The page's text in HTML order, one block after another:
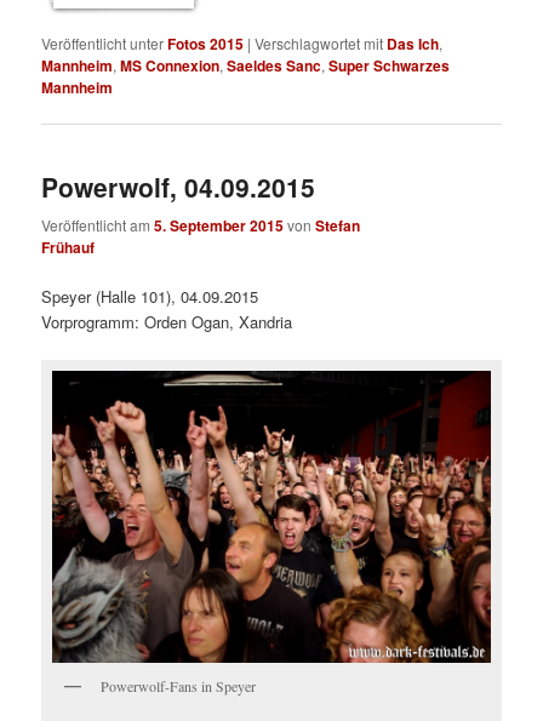
Veröffentlicht unterFotos 2015 |Verschlagwortet mit Das Ich,
Mannheim,MS Connexion,Saeldes Sanc,Super Schwarzes
Mannheim
Powerwolf, 04.09.2015
Veröffentlicht am5. September 2015vonStefan
Frühauf
Speyer (Halle 101), 04.09.2015
Vorprogramm: Orden Ogan, Xandria
Powerwolf-Fans in Speyer